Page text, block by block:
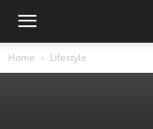
Home Lifestyle